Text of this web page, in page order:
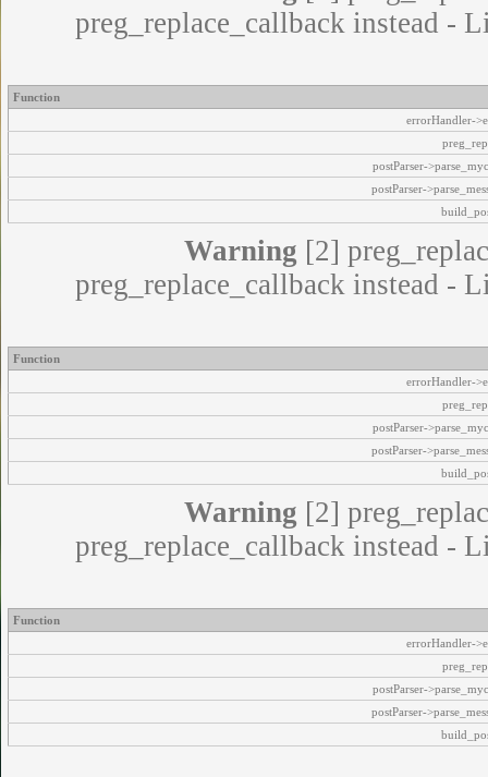
preg_replace_callback instead -
Function
errorHandler-
postParser-
postParser-
Warning [2]
preg_replace_callback instead -
Function
errorHandler-
postParser-
postParser-
Warning [2]
preg_replace_callback instead -
Function
errorHandler-
postParser-
postParser-